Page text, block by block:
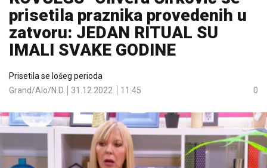
prisetila praznika provedenih u
zatvoru: JEDAN RITUAL SU
IMALI SVAKE GODINE
Prisetila se lošeg perioda
Grand/Alo/N.D.
31.12.2022. 11:45 0